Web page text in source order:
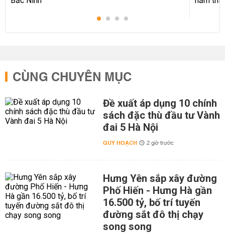
CÙNG CHUYÊN MỤC
Đề xuất áp dụng 10 chính
sách đặc thù đầu tư Vành
đai 5 Hà Nội
QUY HOẠCH 2 giờ trước
Hưng Yên sắp xây đường
Phố Hiến - Hưng Hà gần
16.500 tỷ, bố trí tuyến
đường sắt đô thị chạy
song song